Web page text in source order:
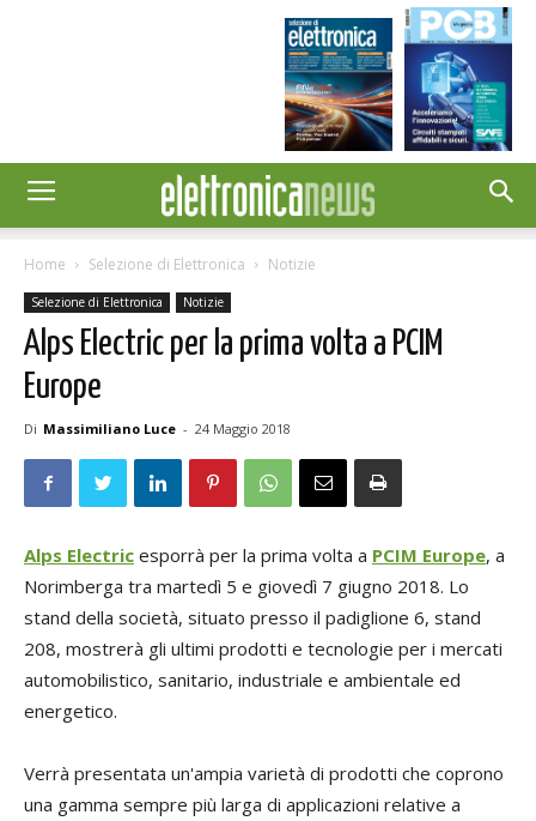
Home Selezione di Elettronica Notizie
Selezione di Elettronica Notizie
Alps Electric per la prima volta a PCIM
Europe
Di Massimiliano Luce - 24 Maggio 2018
Alps Electric esporrà per la prima volta a PCIM Europe, a
Norimberga tra martedì 5 e giovedì 7 giugno 2018. Lo
stand della società, situato presso il padiglione 6, stand
208, mostrerà gli ultimi prodotti e tecnologie per i mercati
automobilistico, sanitario, industriale e ambientale ed
energetico.
Verrà presentata un'ampia varietà di prodotti che coprono
una gamma sempre più larga di applicazioni relative a